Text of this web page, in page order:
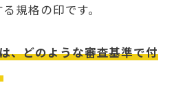
規格の印です。
、どのような審査基準で付